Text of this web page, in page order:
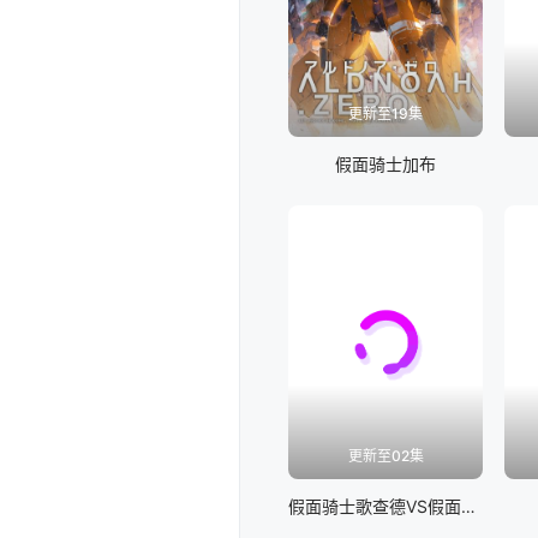
更新至19集
假面骑士加布
更新至02集
假面骑士歌查德VS假面骑士雷杰德